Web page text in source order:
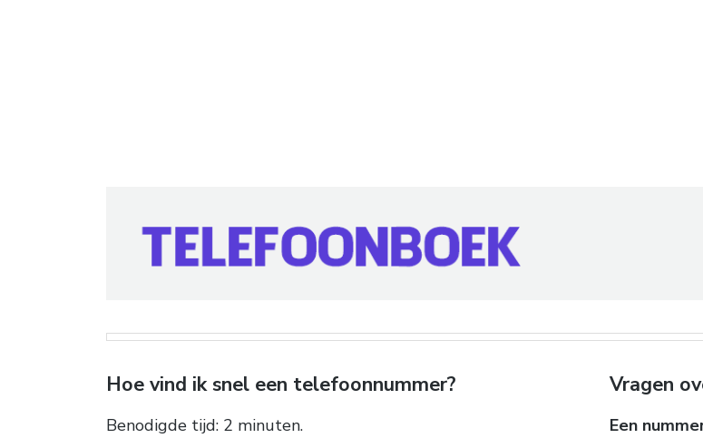
Hoe vind ik snel een telefoonnummer?
Benodigde tijd: 2 minuten.
Vragen
Een